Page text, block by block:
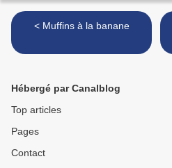
< Muffins à la banane
Hébergé par Canalblog
Top articles
Pages
Contact